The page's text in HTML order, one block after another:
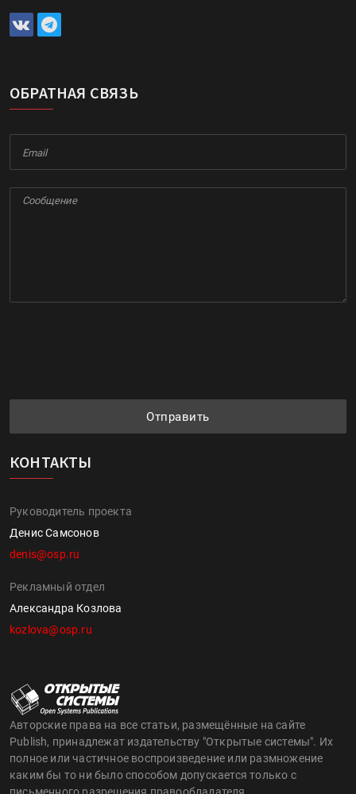
ОБРАТНАЯ СВЯЗЬ
Отправить
КОНТАКТЫ
Руководитель проекта
Денис Самсонов
denis@osp.ru
Рекламный отдел
Александра Козлова
kozlova@osp.ru
Авторские права на все статьи, размещённые на сайте
Publish, принадлежат издательству "Открытые системы". Их
полное или частичное воспроизведение или размножение
каким бы то ни было способом допускается только с